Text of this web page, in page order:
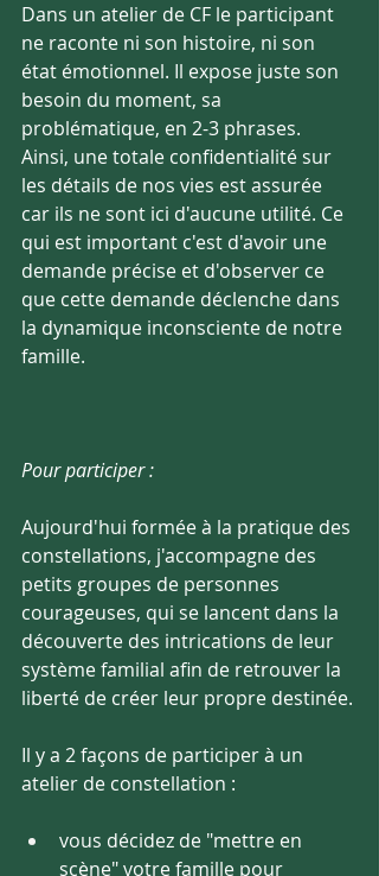
Dans un atelier de CF le participant
ne raconte ni son histoire, ni son
état émotionnel. Il expose juste son
besoin du moment, sa
problématique, en 2-3 phrases.
Ainsi, une totale confidentialité sur
les détails de nos vies est assurée
car ils ne sont ici d'aucune utilité. Ce
qui est important c'est d'avoir une
demande précise et d'observer ce
que cette demande déclenche dans
la dynamique inconsciente de notre
famille.
Pour participer :
Aujourd'hui formée à la pratique des
constellations, j'accompagne des
petits groupes de personnes
courageuses, qui se lancent dans la
découverte des intrications de leur
système familial afin de retrouver la
liberté de créer leur propre destinée.
Il y a 2 façons de participer à un
atelier de constellation :
vous décidez de "mettre en
scène" votre famille pour